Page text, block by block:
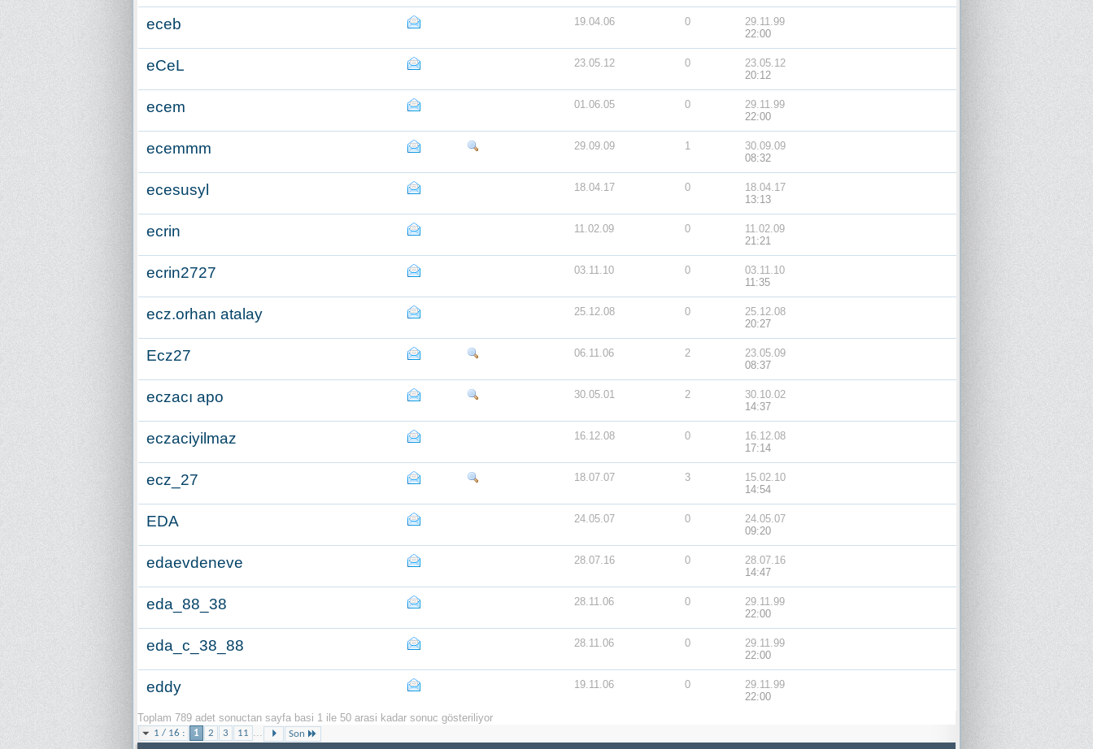
eceb 19.04.06 0
29.11.99
22:00
eCeL 23.05.12 0
23.05.12
20:12
ecem 01.06.05 0
29.11.99
22:00
ecemmm 29.09.09 1
30.09.09
08:32
ecesusyl 18.04.17 0
18.04.17
13:13
ecrin 11.02.09 0
11.02.09
21:21
ecrin2727 03.11.10 0
03.11.10
11:35
ecz.orhan atalay 25.12.08 0
25.12.08
20:27
Ecz27 06.11.06 2
23.05.09
08:37
eczacı apo 30.05.01 2
30.10.02
14:37
eczaciyilmaz 16.12.08 0
16.12.08
17:14
ecz_27 18.07.07 3
15.02.10
14:54
EDA 24.05.07 0
24.05.07
09:20
edaevdeneve 28.07.16 0
28.07.16
14:47
eda_88_38 28.11.06 0
29.11.99
22:00
eda_c_38_88 28.11.06 0
29.11.99
22:00
eddy 19.11.06 0
29.11.99
22:00
Toplam 789 adet sonuctan sayfa basi 1 ile 50 arasi kadar sonuc gösteriliyor
1 / 16 : 1 2 3 11 Son